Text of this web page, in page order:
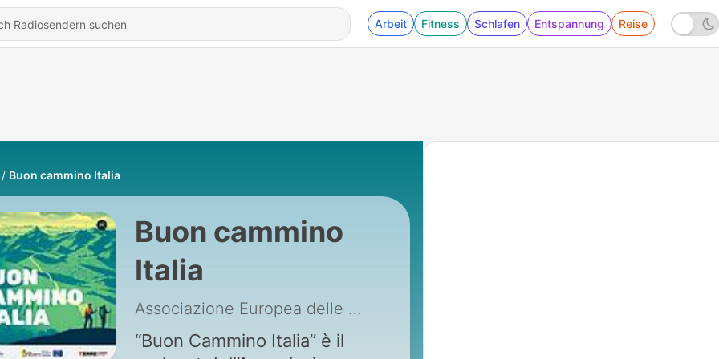
Arbeit Fitness Schlafen Entspannung Reise
Buon cammino Italia
Buon cammino
Italia
Associazione Europea delle Vie Francigene
“Buon Cammino Italia” è il